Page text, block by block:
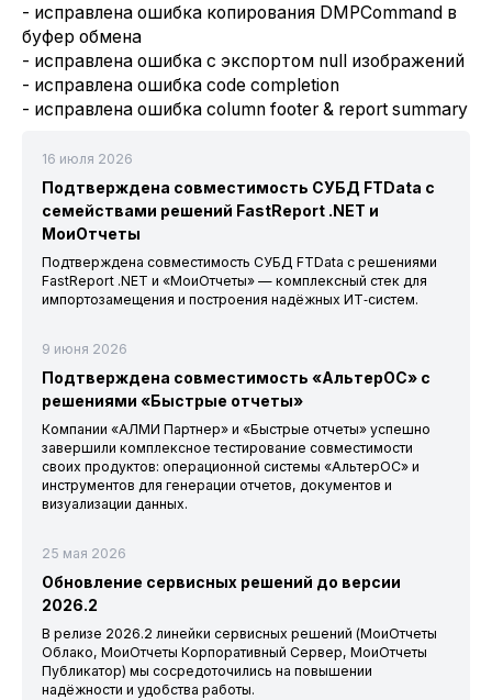
- исправлена ошибка копирования DMPCommand в
буфер обмена
- исправлена ошибка с экспортом null изображений
- исправлена ошибка code completion
- исправлена ошибка column footer & report summary
16 июля 2026
Подтверждена совместимость СУБД FTData с
семействами решений FastReport .NET и
МоиОтчеты
Подтверждена совместимость СУБД FTData с решениями
FastReport .NET и «МоиОтчеты» — комплексный стек для
импортозамещения и построения надёжных ИТ‑систем.
9 июня 2026
Подтверждена совместимость «АльтерОС» с
решениями «Быстрые отчеты»
Компании «АЛМИ Партнер» и «Быстрые отчеты» успешно
завершили комплексное тестирование совместимости
своих продуктов: операционной системы «АльтерОС» и
инструментов для генерации отчетов, документов и
визуализации данных.
25 мая 2026
Обновление сервисных решений до версии
2026.2
В релизе 2026.2 линейки сервисных решений (МоиОтчеты
Облако, МоиОтчеты Корпоративный Сервер, МоиОтчеты
Публикатор) мы сосредоточились на повышении
надёжности и удобства работы.